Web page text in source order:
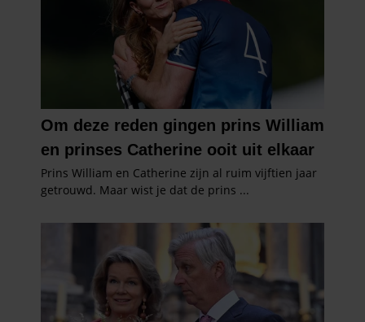
informatie over uw gebruik van onze site met onze
partners voor social media, adverteren en analyse. Deze
partners kunnen deze gegevens combineren met andere
informatie die u aan ze heeft verstrekt of die ze hebben
verzameld op basis van uw gebruik van hun services. U
gaat akkoord met onze cookies als u onze website blijft
gebruiken.